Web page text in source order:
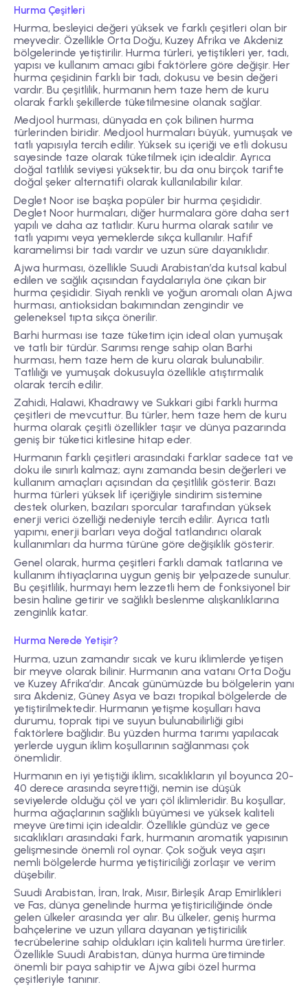
Hurma Çeşitleri
Hurma, besleyici değeri yüksek ve farklı çeşitleri olan bir
meyvedir. Özellikle Orta Doğu, Kuzey Afrika ve Akdeniz
bölgelerinde yetiştirilir. Hurma türleri, yetiştikleri yer, tadı,
yapısı ve kullanım amacı gibi faktörlere göre değişir. Her
hurma çeşidinin farklı bir tadı, dokusu ve besin değeri
vardır. Bu çeşitlilik, hurmanın hem taze hem de kuru
olarak farklı şekillerde tüketilmesine olanak sağlar.
Medjool hurması, dünyada en çok bilinen hurma
türlerinden biridir. Medjool hurmaları büyük, yumuşak ve
tatlı yapısıyla tercih edilir. Yüksek su içeriği ve etli dokusu
sayesinde taze olarak tüketilmek için idealdir. Ayrıca
doğal tatlılık seviyesi yüksektir, bu da onu birçok tarifte
doğal şeker alternatifi olarak kullanılabilir kılar.
Deglet Noor ise başka popüler bir hurma çeşididir.
Deglet Noor hurmaları, diğer hurmalara göre daha sert
yapılı ve daha az tatlıdır. Kuru hurma olarak satılır ve
tatlı yapımı veya yemeklerde sıkça kullanılır. Hafif
karamelimsi bir tadı vardır ve uzun süre dayanıklıdır.
Ajwa hurması, özellikle Suudi Arabistan’da kutsal kabul
edilen ve sağlık açısından faydalarıyla öne çıkan bir
hurma çeşididir. Siyah renkli ve yoğun aromalı olan Ajwa
hurması, antioksidan bakımından zengindir ve
geleneksel tıpta sıkça önerilir.
Barhi hurması ise taze tüketim için ideal olan yumuşak
ve tatlı bir türdür. Sarımsı renge sahip olan Barhi
hurması, hem taze hem de kuru olarak bulunabilir.
Tatlılığı ve yumuşak dokusuyla özellikle atıştırmalık
olarak tercih edilir.
Zahidi, Halawi, Khadrawy ve Sukkari gibi farklı hurma
çeşitleri de mevcuttur. Bu türler, hem taze hem de kuru
hurma olarak çeşitli özellikler taşır ve dünya pazarında
geniş bir tüketici kitlesine hitap eder.
Hurmanın farklı çeşitleri arasındaki farklar sadece tat ve
doku ile sınırlı kalmaz; aynı zamanda besin değerleri ve
kullanım amaçları açısından da çeşitlilik gösterir. Bazı
hurma türleri yüksek lif içeriğiyle sindirim sistemine
destek olurken, bazıları sporcular tarafından yüksek
enerji verici özelliği nedeniyle tercih edilir. Ayrıca tatlı
yapımı, enerji barları veya doğal tatlandırıcı olarak
kullanımları da hurma türüne göre değişiklik gösterir.
Genel olarak, hurma çeşitleri farklı damak tatlarına ve
kullanım ihtiyaçlarına uygun geniş bir yelpazede sunulur.
Bu çeşitlilik, hurmayı hem lezzetli hem de fonksiyonel bir
besin haline getirir ve sağlıklı beslenme alışkanlıklarına
zenginlik katar.
Hurma Nerede Yetişir?
Hurma, uzun zamandır sıcak ve kuru iklimlerde yetişen
bir meyve olarak bilinir. Hurmanın ana vatanı Orta Doğu
ve Kuzey Afrika’dır. Ancak günümüzde bu bölgelerin yanı
sıra Akdeniz, Güney Asya ve bazı tropikal bölgelerde de
yetiştirilmektedir. Hurmanın yetişme koşulları hava
durumu, toprak tipi ve suyun bulunabilirliği gibi
faktörlere bağlıdır. Bu yüzden hurma tarımı yapılacak
yerlerde uygun iklim koşullarının sağlanması çok
önemlidir.
Hurmanın en iyi yetiştiği iklim, sıcaklıkların yıl boyunca 20-
40 derece arasında seyrettiği, nemin ise düşük
seviyelerde olduğu çöl ve yarı çöl iklimleridir. Bu koşullar,
hurma ağaçlarının sağlıklı büyümesi ve yüksek kaliteli
meyve üretimi için idealdir. Özellikle gündüz ve gece
sıcaklıkları arasındaki fark, hurmanın aromatik yapısının
gelişmesinde önemli rol oynar. Çok soğuk veya aşırı
nemli bölgelerde hurma yetiştiriciliği zorlaşır ve verim
düşebilir.
Suudi Arabistan, İran, Irak, Mısır, Birleşik Arap Emirlikleri
ve Fas, dünya genelinde hurma yetiştiriciliğinde önde
gelen ülkeler arasında yer alır. Bu ülkeler, geniş hurma
bahçelerine ve uzun yıllara dayanan yetiştiricilik
tecrübelerine sahip oldukları için kaliteli hurma üretirler.
Özellikle Suudi Arabistan, dünya hurma üretiminde
önemli bir paya sahiptir ve Ajwa gibi özel hurma
çeşitleriyle tanınır.